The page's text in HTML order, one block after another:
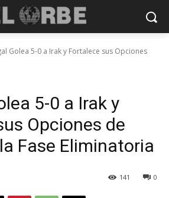
Golea 5-0 a Irak y Fortalece sus Opciones
5-0 a Irak y
Opciones de
Fase Eliminatoria
0
141